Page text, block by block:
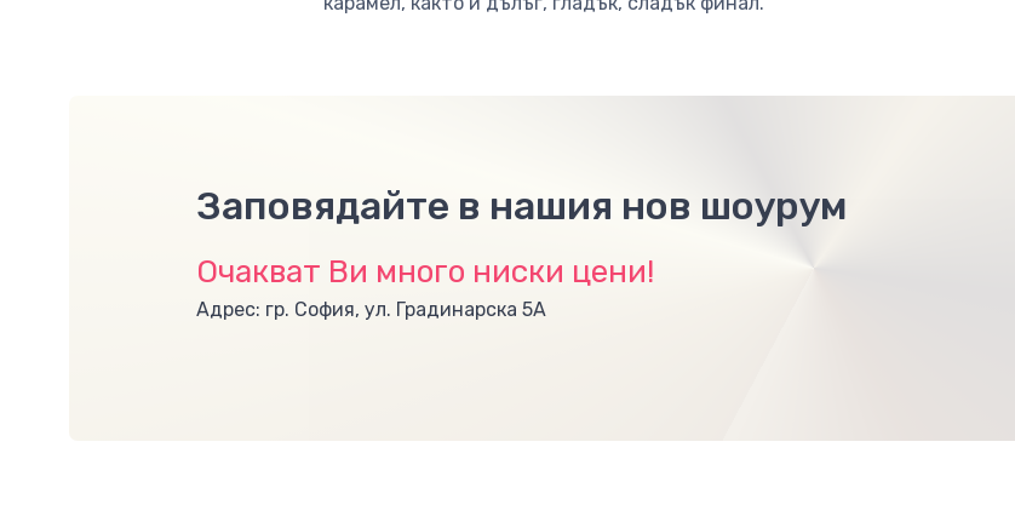
Заповядайте в нашия нов шоурум
Очакват Ви много ниски цени!
Адрес: гр. София, ул. Градинарска 5А